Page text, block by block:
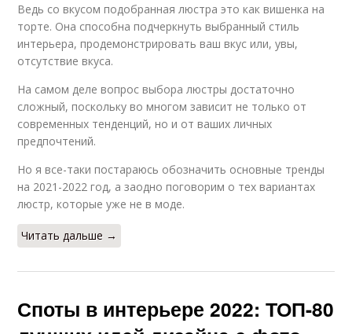
Ведь со вкусом подобранная люстра это как вишенка на
торте. Она способна подчеркнуть выбранный стиль
интерьера, продемонстрировать ваш вкус или, увы,
отсутствие вкуса.
На самом деле вопрос выбора люстры достаточно
сложный, поскольку во многом зависит не только от
современных тенденций, но и от ваших личных
предпочтений.
Но я все-таки постараюсь обозначить основные тренды
на 2021-2022 год, а заодно поговорим о тех вариантах
люстр, которые уже не в моде.
Читать дальше →
Споты в интерьере 2022: ТОП-80